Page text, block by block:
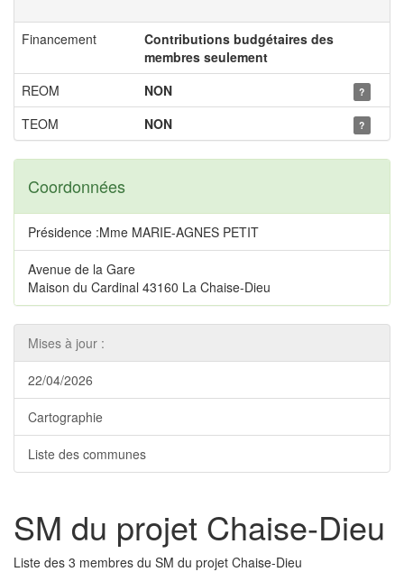
Financement
Contributions budgétaires des
membres seulement
REOM
NON ?
TEOM NON ?
Coordonnées
Présidence :Mme MARIE-AGNES PETIT
Avenue de la Gare
Maison du Cardinal 43160 La Chaise-Dieu
Mises à jour :
22/04/2026
Cartographie
Liste des communes
SM du projet Chaise-Dieu
Liste des 3 membres du SM du projet Chaise-Dieu